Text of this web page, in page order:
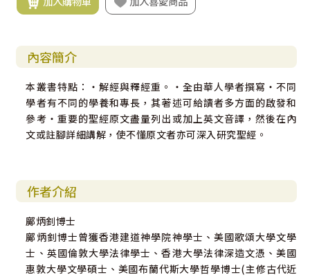
內容簡介
本叢書特點：‧解經與釋經重。‧全由華人學者撰寫‧不同
學者有不同的學養和專長，其著述可給讀者多方面的啟發和
參考‧重要的聖經原文盡量列出或加上英文音譯，然後在內
文或註腳詳細講解，使不懂原文者亦可深入研究聖經。
作者介紹
鄺炳釗博士
鄺炳釗博士曾獲香港建道神學院神學士、美國歌頌大學文學
士、英國倫敦大學法律學士、香港大學法律深造文憑、美國
惠敦大學文學碩士、美國布蘭代斯大學哲學博士(主修古代近